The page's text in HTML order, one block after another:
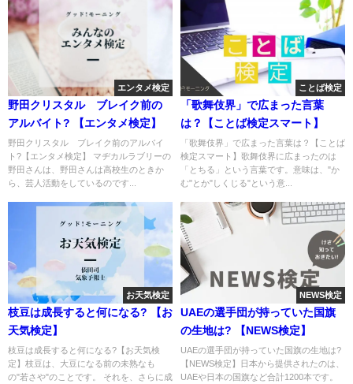
エンタメ検定
野田クリスタル ブレイク前の
アルバイト? 【エンタメ検定】
野田クリスタル ブレイク前のアルバイ
ト?【エンタメ検定】 マヂカルラブリーの
野田さんは、野田さんは高校生のときか
ら、芸人活動をしているのです...
ことば検定
「歌舞伎界」で広まった言葉
は？【ことば検定スマート】
「歌舞伎界」で広まった言葉は？【ことば
検定スマート】歌舞伎界に広まったのは
「とちる」という言葉です。意味は、"か
む"とか"しくじる"という意...
お天気検定
枝豆は成長すると何になる? 【お
天気検定】
枝豆は成長すると何になる?【お天気検
定】枝豆は、大豆になる前の未熟なも
の"若さや"のことです。 それを、さらに成
NEWS検定
UAEの選手団が持っていた国旗
の生地は? 【NEWS検定】
UAEの選手団が持っていた国旗の生地は?
【NEWS検定】日本から提供されたのは、
UAEや日本の国旗など合計1200本です。